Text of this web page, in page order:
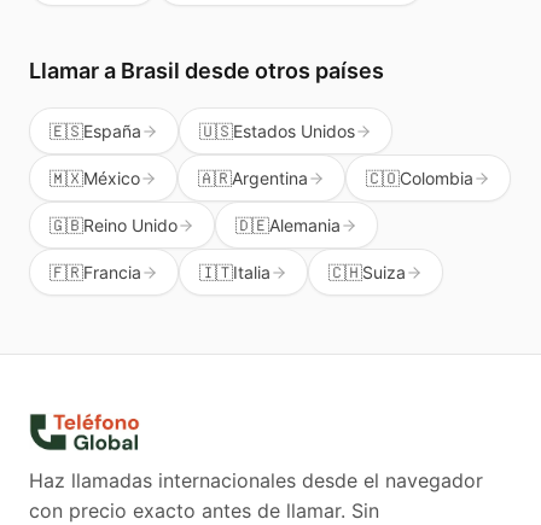
Llamar a Brasil desde otros países
🇪🇸España 🇺🇸Estados Unidos
🇲🇽México 🇦🇷Argentina 🇨🇴Colombia
🇬🇧Reino Unido 🇩🇪Alemania
🇫🇷Francia 🇮🇹Italia 🇨🇭Suiza
Haz llamadas internacionales desde el navegador
con precio exacto antes de llamar. Sin